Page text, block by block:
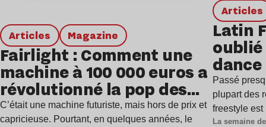
Articles magazine
Fairlight : Comment une
machine à 100 000 euros a
révolutionné la pop des
années 1980 ?
C’était une machine futuriste, mais hors de prix et
capricieuse. Pourtant, en quelques années, le
Articles
Latin
oublié
Passé
plupart des
freestyle
La semaine